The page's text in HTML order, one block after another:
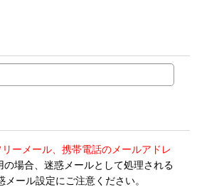
ーメール、携帯電話のメールアドレ
の場合、迷惑メールとして処理される
ール設定にご注意ください。